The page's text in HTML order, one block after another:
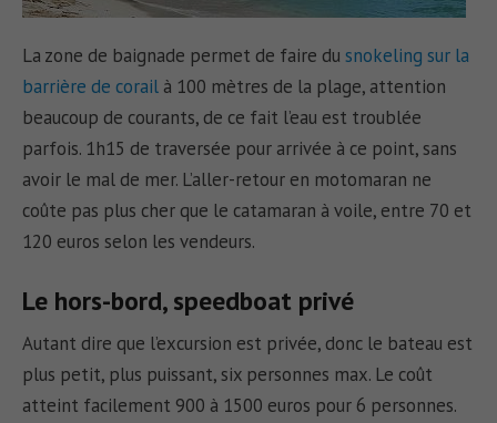
La zone de baignade permet de faire dusnokeling sur la
barrière de corail à 100 mètres de la plage, attention
beaucoup de courants, de ce fait l’eau est troublée
parfois. 1h15 de traversée pour arrivée à ce point, sans
avoir le mal de mer. L’aller-retour en motomaran ne
coûte pas plus cher que le catamaran à voile, entre 70 et
120 euros selon les vendeurs.
Le hors-bord, speedboat privé
Autant dire que l’excursion est privée, donc le bateau est
plus petit, plus puissant, six personnes max. Le coût
atteint facilement 900 à 1500 euros pour 6 personnes.